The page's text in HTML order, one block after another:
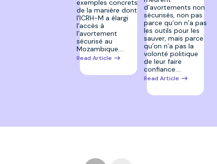
exemples concrets
de la manière dont
l’ICRH-M a élargi
l’accès à
l’avortement
sécurisé au
Mozambique.…
Read Article
d’avortements non
sécurisés, non pas
parce qu’on n’a pas
les outils pour les
sauver, mais parce
qu’on n’a pas la
volonté politique
de leur faire
confiance.…
Read Article